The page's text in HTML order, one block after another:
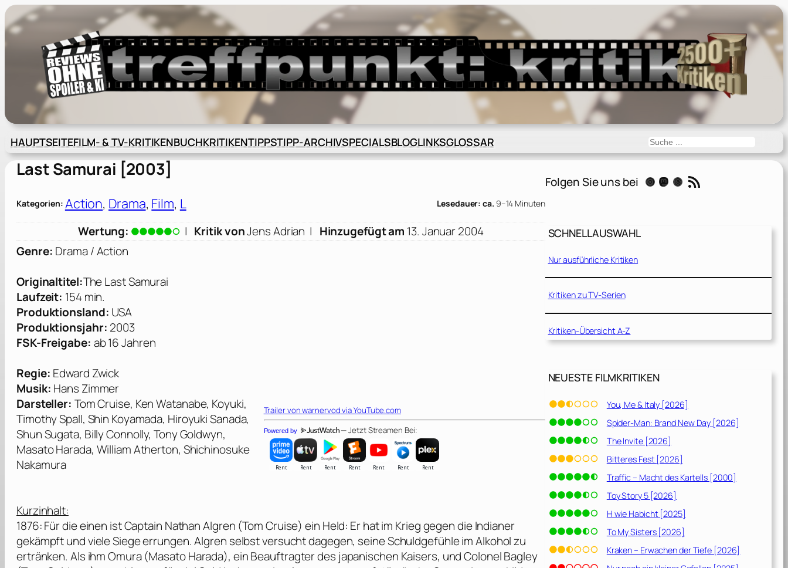
Zum
Inhalt
springen
HAUPTSEITEFILM- & TV-KRITIKENBUCHKRITIKENTIPPSTIPP-ARCHIVSPECIALSBLOGLINKSGLOSSAR Suchen
Last Samurai [2003]
Kategorien: Action, Drama, Film, L Lesedauer: ca. 9–14 Minuten
Wertung: | Kritik vonJens Adrian | Hinzugefügt am 13. Januar 2004
Trailer vonwarnervodvia YouTube.com
Powered by — Jetzt Streamen Bei:
Genre: Drama / Action
Originaltitel:The Last Samurai
Laufzeit: 154 min.
Produktionsland: USA
Produktionsjahr: 2003
FSK-Freigabe: ab 16 Jahren
Regie: Edward Zwick
Musik: Hans Zimmer
Darsteller: Tom Cruise, Ken Watanabe, Koyuki,
Timothy Spall, Shin Koyamada, Hiroyuki Sanada,
Shun Sugata, Billy Connolly, Tony Goldwyn,
Masato Harada, William Atherton, Shichinosuke
Nakamura
Kurzinhalt:
1876: Für die einen ist Captain Nathan Algren (Tom Cruise) ein Held: Er hat im Krieg gegen die Indianer
gekämpft und viele Siege errungen. Algren selbst versucht dagegen, seine Schuldgefühle im Alkohol zu
ertränken. Als ihm Omura (Masato Harada), ein Beauftragter des japanischen Kaisers, und Colonel Bagley
Folgen Sie uns bei Instagram Mastodon Threads RSS-Feed
SCHNELLAUSWAHL
Nur ausführliche Kritiken
Kritiken zu TV-Serien
Kritiken-Übersicht A-Z
NEUESTE FILMKRITIKEN
You, Me & Italy [2026]
Spider-Man: Brand New Day [2026]
The Invite [2026]
Bitteres Fest [2026]
Traffic – Macht des Kartells [2000]
Toy Story 5 [2026]
H wie Habicht [2025]
To My Sisters [2026]
Kraken – Erwachen der Tiefe [2026]